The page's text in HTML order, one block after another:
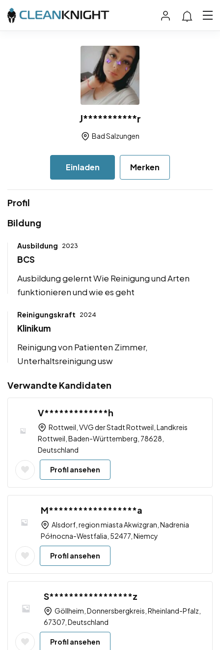
J***********r
Bad Salzungen
Einladen Merken
Profil
Bildung
Ausbildung 2023
BCS
Ausbildung gelernt Wie Reinigung und Arten
funktionieren und wie es geht
Reinigungskraft 2024
Klinikum
Reinigung von Patienten Zimmer,
Unterhaltsreinigung usw
Verwandte Kandidaten
V*************h
Rottweil, VVG der Stadt Rottweil, Landkreis
Rottweil, Baden-Württemberg, 78628,
Deutschland
Profil ansehen
M******************a
Alsdorf, region miasta Akwizgran, Nadrenia
Północna-Westfalia, 52477, Niemcy
Profil ansehen
S*****************z
Göllheim, Donnersbergkreis, Rheinland-Pfalz,
67307, Deutschland
Profil ansehen